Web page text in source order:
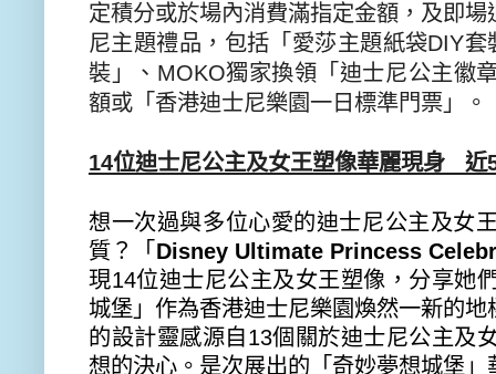
定積分或於場內消費滿指定金額， 及即場
尼主題禮品，包括「 愛莎主題紙袋DIY套
裝」
、 MOKO獨家換領「迪士尼公主徽
額或「香港迪士尼樂園一日標準門票」。
14位迪士尼公主及女王塑像華麗現身 近
想一次過與多位心愛的迪士尼公主及女
質？「 Disney Ultimate Princess
現14位迪士尼公主及女王塑像 ， 分享她
城堡 」作為香港迪士尼樂園煥然一新的地
的設計靈感源自 13個 關於迪士尼公主及
想的決心 。 是次展出的「 奇妙夢想城堡 」